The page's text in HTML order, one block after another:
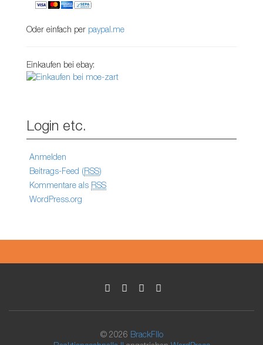
Oder einfach per paypal.me
Einkaufen bei ebay:
Login etc.
Anmelden
Beitrags-Feed (RSS)
Kommentare als RSS
WordPress.org
© 2026 BrackFllo